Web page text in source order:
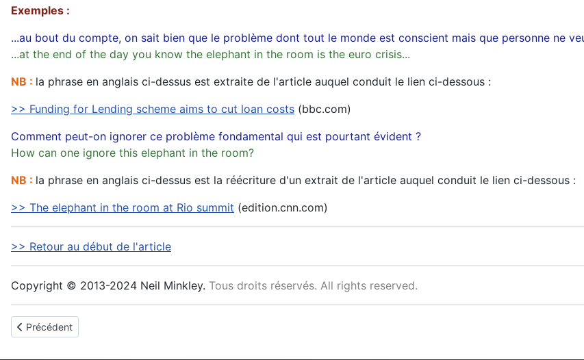
Exemples :
...au bout du compte, on sait bien que le problème dont tout le monde est conscient mais que personne ne
...at the end of the day you know the elephant in the room is the euro crisis...
NB : la phrase en anglais ci-dessus est extraite de l'article auquel conduit le lien ci-dessous :
>> Funding for Lending scheme aims to cut loan costs (bbc.com)
Comment peut-on ignorer ce problème fondamental qui est pourtant évident ?
How can one ignore this elephant in the room?
NB : la phrase en anglais ci-dessus est la réécriture d'un extrait de l'article auquel conduit le lien ci-dessous :
>> The elephant in the room at Rio summit (edition.cnn.com)
>> Retour au début de l'article
Copyright © 2013-2024 Neil Minkley. Tous droits réservés. All rights reserved.
Article précédent : beggar-thy-neighbour policy
Précédent